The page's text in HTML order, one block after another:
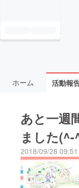
ホーム 活動報
あと一週
ました(^-
2018/09/28 09:51